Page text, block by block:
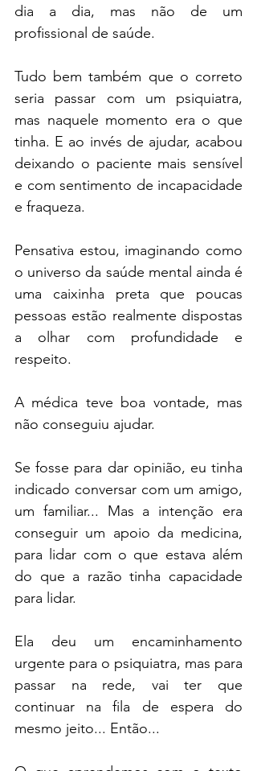
dia a dia, mas não de um
profissional de saúde.
Tudo bem também que o correto
seria passar com um psiquiatra,
mas naquele momento era o que
tinha. E ao invés de ajudar, acabou
deixando o paciente mais sensível
e com sentimento de incapacidade
e fraqueza.
Pensativa estou, imaginando como
o universo da saúde mental ainda é
uma caixinha preta que poucas
pessoas estão realmente dispostas
a olhar com profundidade e
respeito.
A médica teve boa vontade, mas
não conseguiu ajudar.
Se fosse para dar opinião, eu tinha
indicado conversar com um amigo,
um familiar... Mas a intenção era
conseguir um apoio da medicina,
para lidar com o que estava além
do que a razão tinha capacidade
para lidar.
Ela deu um encaminhamento
urgente para o psiquiatra, mas para
passar na rede, vai ter que
continuar na fila de espera do
mesmo jeito... Então...